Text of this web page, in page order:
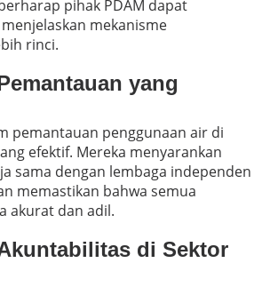
pihak PDAM dapat
mekanisme
rinci.
yang
pemantauan penggunaan air di
efektif. Mereka menyarankan
sama dengan lembaga independen
memastikan bahwa semua
akurat dan adil.
di Sektor